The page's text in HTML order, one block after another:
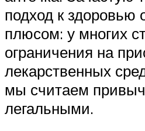
подход к здоровью
плюсом: у многих
ограничения на
лекарственных
мы считаем
легальными.